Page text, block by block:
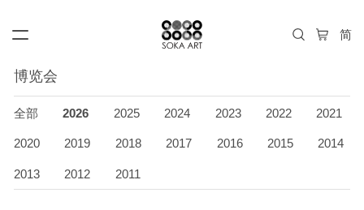
博览会
全部 2026 2025 2024 2023 2022 2021
2020 2019 2018 2017 2016 2015 2014
2013 2012 2011